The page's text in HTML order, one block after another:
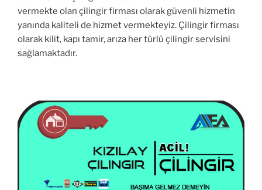
vermekte olan çilingir firması olarak güvenli hizmetin
yanında kaliteli de hizmet vermekteyiz. Çilingir firması
olarak kilit, kapı tamir, arıza her türlü çilingir servisini
sağlamaktadır.